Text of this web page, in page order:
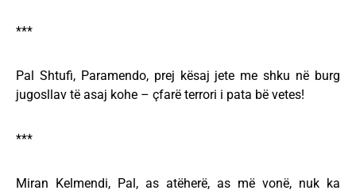
***
Pal Shtufi, Paramendo, prej kësaj jete me shku në burg
jugosllav të asaj kohe – çfarë terrori i pata bë vetes!
***
Miran Kelmendi, Pal, as atëherë, as më vonë, nuk ka